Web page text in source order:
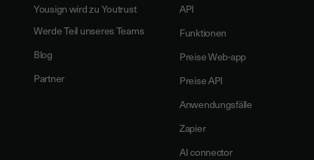
Yousign wird zu Youtrust
Werde Teil unseres Teams
Blog
Partner
API
Funktionen
Preise Web-app
Preise API
Anwendungsfälle
Zapier
AI connector